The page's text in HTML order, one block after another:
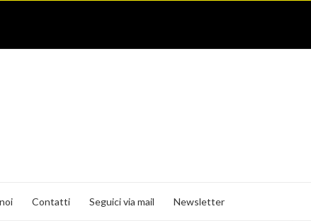
Contatti Seguici via mail Newsletter